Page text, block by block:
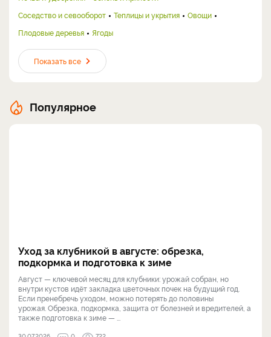
Соседство и севооборот
Теплицы и укрытия
Овощи
Плодовые деревья
Ягоды
Показать все
Популярное
Уход за клубникой в августе: обрезка,
подкормка и подготовка к зиме
Август — ключевой месяц для клубники: урожай собран, но
внутри кустов идёт закладка цветочных почек на будущий год.
Если пренебречь уходом, можно потерять до половины
урожая. Обрезка, подкормка, защита от болезней и вредителей, а
также подготовка к зиме — ...